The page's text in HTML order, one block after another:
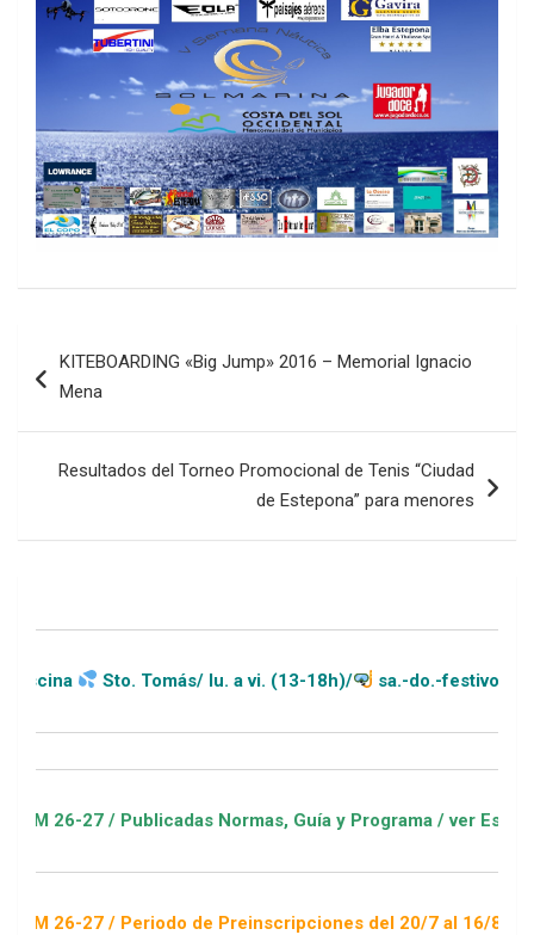
de
KITEBOARDING «Big Jump» 2016 – Memorial Ignacio
Mena
Resultados del Torneo Promocional de Tenis “Ciudad
de Estepona” para menores
Sto. Tomás/ lu. a vi. (13-18h)/ sa.-do.-festivos (11-20h)
/ Publicadas Normas, Guía y Programa / ver Escuelas
/ Periodo de Preinscripciones del 20/7 al 16/8 / Sorteo 1